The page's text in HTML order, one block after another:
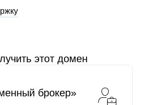
этот домен
брокер»